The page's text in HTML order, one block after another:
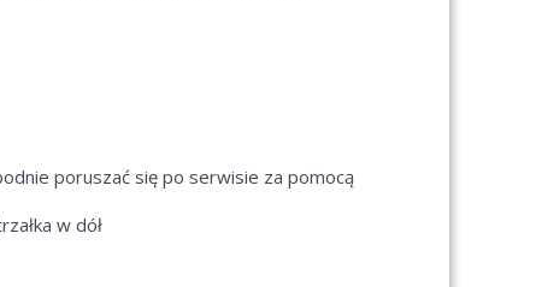
poruszać się po serwisie za pomocą
w dół